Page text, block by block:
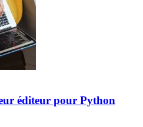
éditeur pour Python